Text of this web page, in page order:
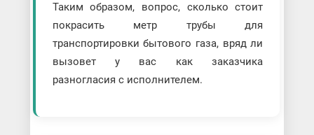
Таким образом, вопрос, сколько стоит
покрасить метр трубы для
транспортировки бытового газа, вряд ли
вызовет у вас как заказчика
разногласия с исполнителем.